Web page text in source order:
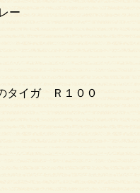
ー
タイガ Ｒ１００